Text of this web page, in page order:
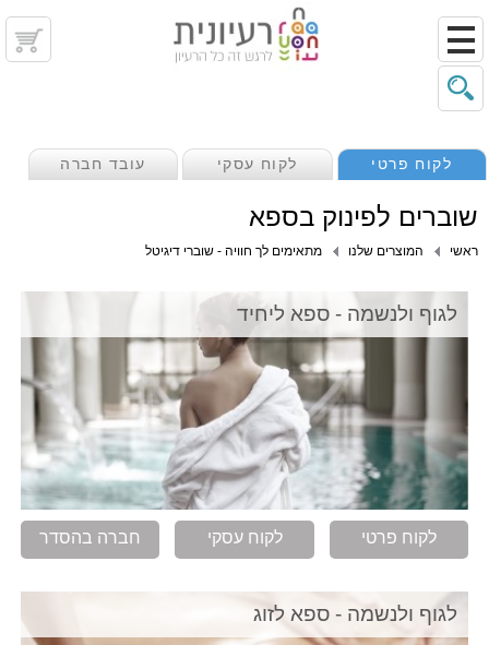
לקוח פרטי לקוח עסקי עובד חברה
שוברים לפינוק בספא
ראשי המוצרים שלנו מתאימים לך חוויה - שוברי דיגיטל
לגוף ולנשמה - ספא ליחיד
לקוח פרטי לקוח עסקי חברה בהסדר
לגוף ולנשמה - ספא לזוג